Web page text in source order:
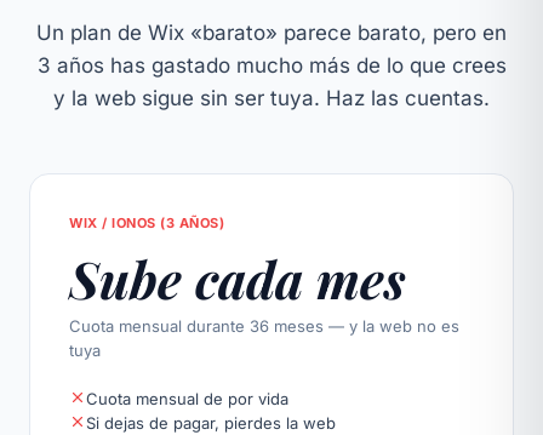
Un plan de Wix «barato» parece barato, pero en
3 años has gastado mucho más de lo que crees
y la web sigue sin ser tuya. Haz las cuentas.
WIX / IONOS (3 AÑOS)
Sube cada mes
Cuota mensual durante 36 meses — y la web no es
tuya
Cuota mensual de por vida
Si dejas de pagar, pierdes la web